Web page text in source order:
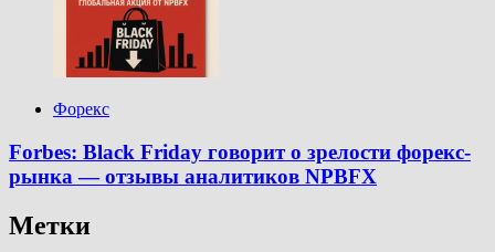
Форекс
Forbes: Black Friday говорит о зрелости форекс-
рынка — отзывы аналитиков NPBFX
Метки